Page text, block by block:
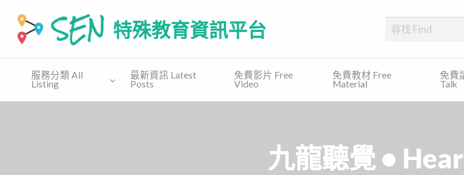
免費教
材 Free
支援協會
Supporting
SEN 特殊教育資訊平台
服務分類 All
Listing
最新資訊 Latest
Posts
免費影片 Free
Video
免費教材 Free
Material
免費
Talk
九龍聽覺 •